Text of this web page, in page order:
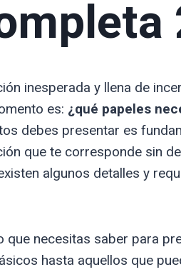
inesperada y llena de
es: ¿qué papeles
debes presentar es
que te corresponde sin
algunos detalles y
necesitas saber para
hasta aquellos que